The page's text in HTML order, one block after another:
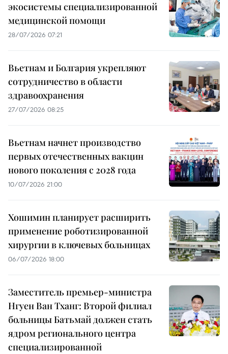
экосистемы специализированной
медицинской помощи
28/07/2026 07:21
Вьетнам и Болгария укрепляют
сотрудничество в области
здравоохранения
27/07/2026 08:25
Вьетнам начнет производство
первых отечественных вакцин
нового поколения с 2028 года
10/07/2026 21:00
Хошимин планирует расширить
применение роботизированной
хирургии в ключевых больницах
06/07/2026 18:00
Заместитель премьер-министра
Нгуен Ван Тханг: Второй филиал
больницы Батьмай должен стать
ядром регионального центра
специализированной